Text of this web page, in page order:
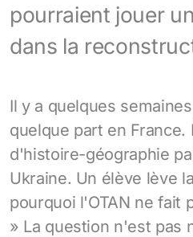
pourraient jouer
dans la
Il y a quelques
quelque part en France.
d'histoire-géographie
Ukraine. Un élève lève
pourquoi l'OTAN ne fait
» La question n'est pas